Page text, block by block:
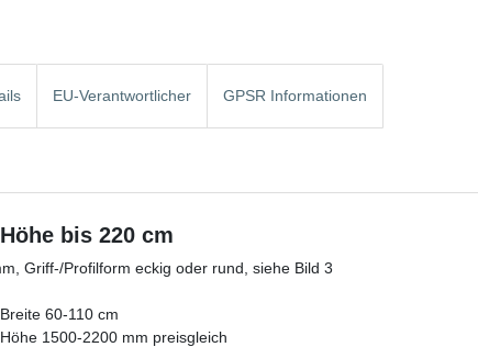
EU-Verantwortlicher GPSR Informationen
bis 220 cm
Griff-/Profilform eckig oder rund, siehe Bild 3
60-110 cm
1500-2200 mm preisgleich